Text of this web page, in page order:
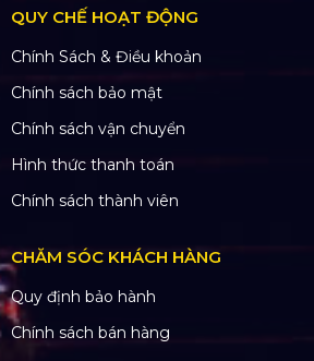
QUY CHẾ HOẠT ĐỘNG
Chính Sách & Điều khoản
Chính sách bảo mật
Chính sách vận chuyển
Hình thức thanh toán
Chính sách thành viên
CHĂM SÓC KHÁCH HÀNG
Quy định bảo hành
Chính sách bán hàng